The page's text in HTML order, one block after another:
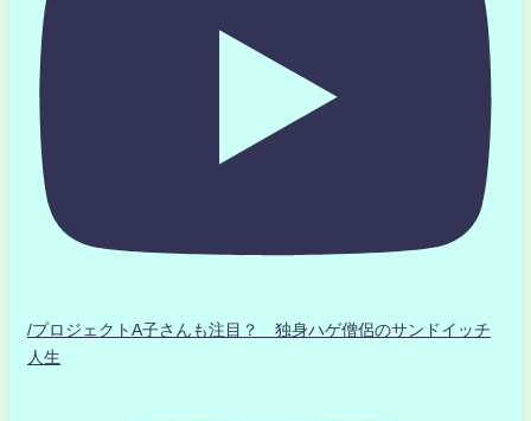
/プロジェクトA子さんも注目？ 独身ハゲ僧侶のサンドイッチ
人生